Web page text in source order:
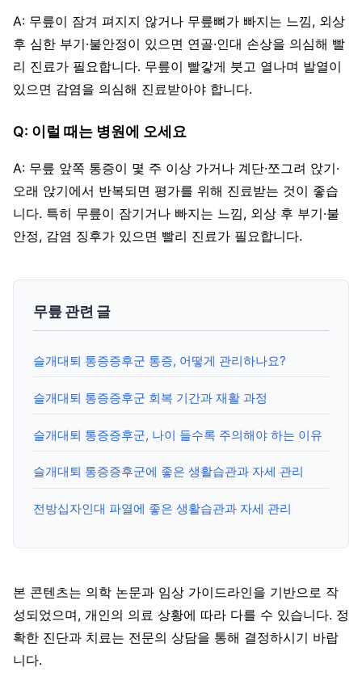
A: 무릎이 잠겨 펴지지 않거나 무릎뼈가 빠지는 느낌, 외상
후 심한 부기·불안정이 있으면 연골·인대 손상을 의심해 빨
리 진료가 필요합니다. 무릎이 빨갛게 붓고 열나며 발열이
있으면 감염을 의심해 진료받아야 합니다.
Q: 이럴 때는 병원에 오세요
A: 무릎 앞쪽 통증이 몇 주 이상 가거나 계단·쪼그려 앉기·
오래 앉기에서 반복되면 평가를 위해 진료받는 것이 좋습
니다. 특히 무릎이 잠기거나 빠지는 느낌, 외상 후 부기·불
안정, 감염 징후가 있으면 빨리 진료가 필요합니다.
무릎 관련 글
슬개대퇴 통증증후군 통증, 어떻게 관리하나요?
슬개대퇴 통증증후군 회복 기간과 재활 과정
슬개대퇴 통증증후군, 나이 들수록 주의해야 하는 이유
슬개대퇴 통증증후군에 좋은 생활습관과 자세 관리
전방십자인대 파열에 좋은 생활습관과 자세 관리
본 콘텐츠는 의학 논문과 임상 가이드라인을 기반으로 작
성되었으며, 개인의 의료 상황에 따라 다를 수 있습니다. 정
확한 진단과 치료는 전문의 상담을 통해 결정하시기 바랍
니다.